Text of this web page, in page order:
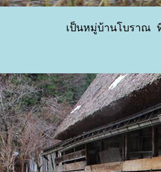
เป็นหมู่บ้านโบราณ